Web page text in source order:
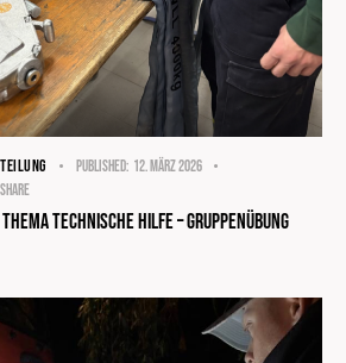
Published: 12. März 2026
Share
technische Hilfe – Gruppenübung